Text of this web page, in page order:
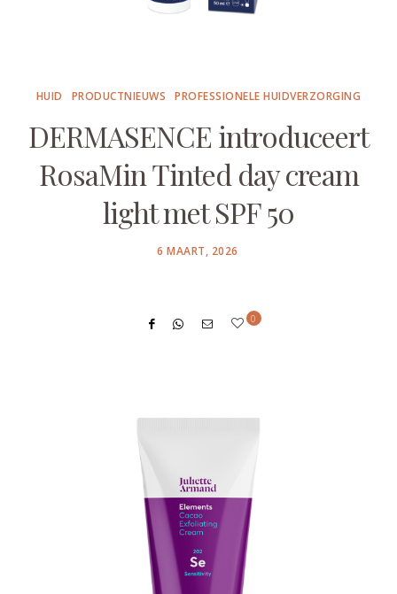
HUID PRODUCTNIEUWS PROFESSIONELE HUIDVERZORGING
DERMASENCE introduceert
RosaMin Tinted day cream
light met SPF 50
POSTED
6 MAART, 2026
0